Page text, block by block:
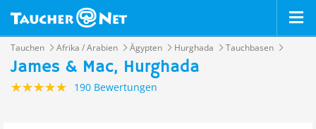
Tauchen Afrika / Arabien Ägypten Hurghada Tauchbasen
James & Mac, Hurghada
190 Bewertungen